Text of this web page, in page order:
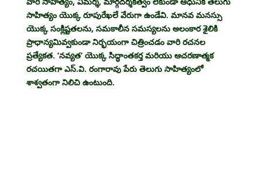
సాహిత్యం యొక్క రూపురేఖలే వేరుగా ఉండేవి. మానవ మనస్సు
యొక్క సంక్లిష్టతలను, సమకాలీన సమస్యలను అలంకార శైలికి
ప్రాధాన్యమివ్వకుండా నిర్భయంగా చిత్రించడం వారి రచనల
ప్రత్యేకత. ‘నవ్యత’ యొక్క సిద్ధాంతకర్త మరియు ఆచరణాత్మక
రచయితగా ఎస్.వి. రంగారావు పేరు తెలుగు సాహిత్యంలో
శాశ్వతంగా నిలిచి ఉంటుంది.